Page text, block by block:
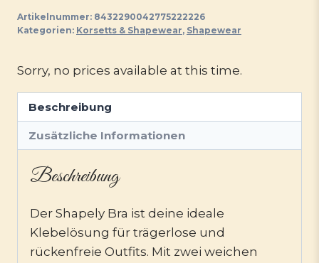
34,99 €28,99 €.
Artikelnummer: 8432290042775222226
Kategorien: Korsetts & Shapewear, Shapewear
Sorry, no prices available at this time.
Beschreibung
Zusätzliche Informationen
Beschreibung
Der Shapely Bra ist deine ideale
Klebelösung für trägerlose und
rückenfreie Outfits. Mit zwei weichen